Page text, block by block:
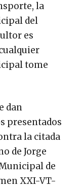
la
del
es
tome
dan
presentados
la citada
de Jorge
de
XXI-VT-